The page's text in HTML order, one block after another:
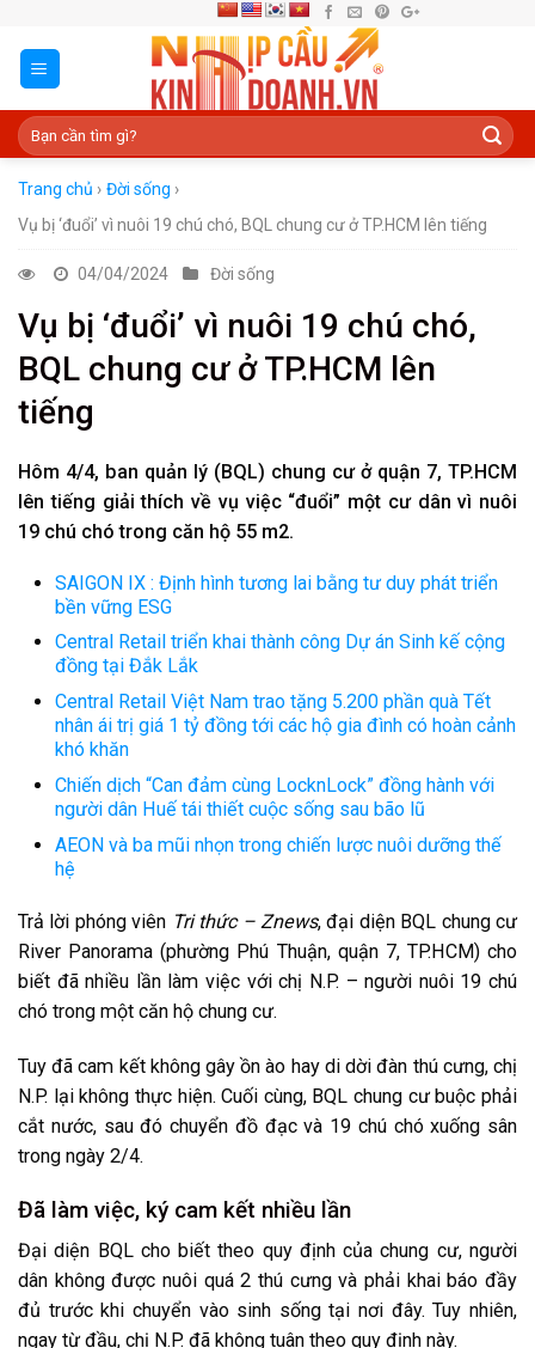
content
Trang chủ › Đời sống ›
Vụ bị ‘đuổi’ vì nuôi 19 chú chó, BQL chung cư ở TP.HCM lên tiếng
04/04/2024 Đời sống
Vụ bị ‘đuổi’ vì nuôi 19 chú chó,
BQL chung cư ở TP.HCM lên
tiếng
Hôm 4/4, ban quản lý (BQL) chung cư ở quận 7, TP.HCM
lên tiếng giải thích về vụ việc “đuổi” một cư dân vì nuôi
19 chú chó trong căn hộ 55 m2.
SAIGON IX : Định hình tương lai bằng tư duy phát triển
bền vững ESG
Central Retail triển khai thành công Dự án Sinh kế cộng
đồng tại Đắk Lắk
Central Retail Việt Nam trao tặng 5.200 phần quà Tết
nhân ái trị giá 1 tỷ đồng tới các hộ gia đình có hoàn cảnh
khó khăn
Chiến dịch “Can đảm cùng LocknLock” đồng hành với
người dân Huế tái thiết cuộc sống sau bão lũ
AEON và ba mũi nhọn trong chiến lược nuôi dưỡng thế
hệ
Trả lời phóng viên Tri thức – Znews, đại diện BQL chung cư
River Panorama (phường Phú Thuận, quận 7, TP.HCM) cho
biết đã nhiều lần làm việc với chị N.P. – người nuôi 19 chú
chó trong một căn hộ chung cư.
Tuy đã cam kết không gây ồn ào hay di dời đàn thú cưng, chị
N.P. lại không thực hiện. Cuối cùng, BQL chung cư buộc phải
cắt nước, sau đó chuyển đồ đạc và 19 chú chó xuống sân
trong ngày 2/4.
Đã làm việc, ký cam kết nhiều lần
Đại diện BQL cho biết theo quy định của chung cư, người
dân không được nuôi quá 2 thú cưng và phải khai báo đầy
đủ trước khi chuyển vào sinh sống tại nơi đây. Tuy nhiên,
ngay từ đầu, chị N.P. đã không tuân theo quy định này.